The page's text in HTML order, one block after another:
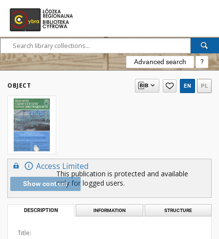
Advanced search ?
OBJECT EN PL
Access Limited
Show content
This publication is protected and available
only for logged users.
DESCRIPTION INFORMATION STRUCTURE
Title: